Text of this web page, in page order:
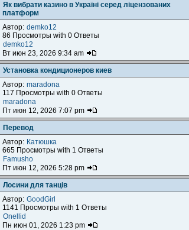
Як вибрати казино в Україні серед ліцензованих
платформ
Автор: demko12
86 Просмотры with 0 Ответы
demko12
Вт июн 23, 2026 9:34 am
Установка кондиционеров киев
Автор: maradona
117 Просмотры with 0 Ответы
maradona
Пт июн 12, 2026 7:07 pm
Перевод
Автор: Катюшка
665 Просмотры with 1 Ответы
Famusho
Пт июн 12, 2026 5:28 pm
Лосини для танців
Автор: GoodGirl
1141 Просмотры with 1 Ответы
Onellid
Пн июн 01, 2026 1:23 pm